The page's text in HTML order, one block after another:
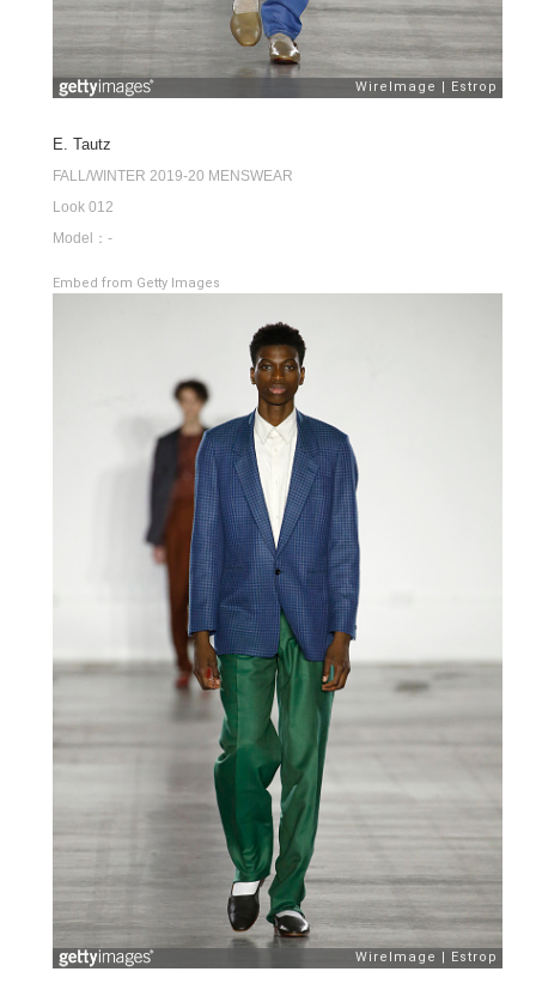
E. Tautz
FALL/WINTER 2019-20 MENSWEAR
Look 012
Model：-
Embed from Getty Images